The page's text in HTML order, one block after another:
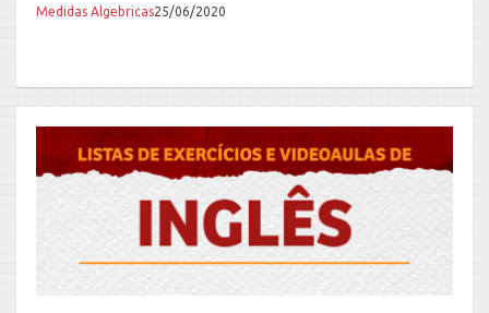
Medidas Algebricas25/06/2020